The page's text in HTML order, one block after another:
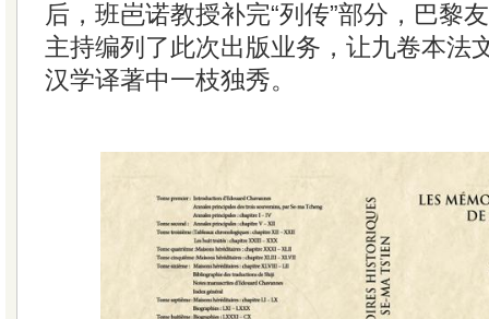
后，班岜诺教授补完“列传”部分，巴黎
主持编列了此次出版业务，让九卷本法
汉学译著中一枝独秀。